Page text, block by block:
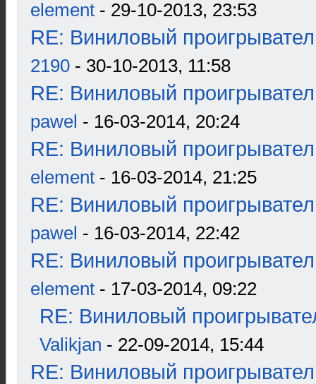
element - 29-10-2013, 23:53
RE: Виниловый
2190 - 30-10-2013, 11:58
RE: Виниловый
pawel - 16-03-2014, 20:24
RE: Виниловый
element - 16-03-2014, 21:25
RE: Виниловый
pawel - 16-03-2014, 22:42
RE: Виниловый
element - 17-03-2014, 09:22
RE: Виниловый
Valikjan - 22-09-2014, 15:44
RE: Виниловый